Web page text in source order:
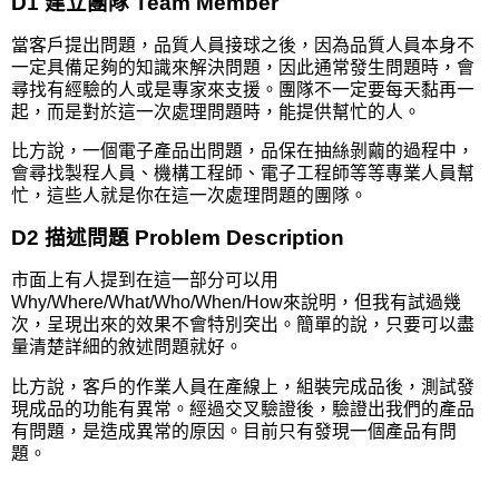
當客戶提出問題，品質人員接球之後，因為品質人員本身不
一定具備足夠的知識來解決問題，因此通常發生問題時，會
尋找有經驗的人或是專家來支援。團隊不一定要每天黏再一
起，而是對於這一次處理問題時，能提供幫忙的人。
比方說，一個電子產品出問題，品保在抽絲剝繭的過程中，
會尋找製程人員、機構工程師、電子工程師等等專業人員幫
忙，這些人就是你在這一次處理問題的團隊。
D2 描述問題 Problem Description
市面上有人提到在這一部分可以用
Why/Where/What/Who/When/How來說明，但我有試過幾
次，呈現出來的效果不會特別突出。簡單的說，只要可以盡
量清楚詳細的敘述問題就好。
比方說，客戶的作業人員在產線上，組裝完成品後，測試發
現成品的功能有異常。經過交叉驗證後，驗證出我們的產品
有問題，是造成異常的原因。目前只有發現一個產品有問
題。